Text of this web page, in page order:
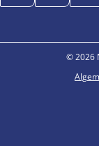
© 2026